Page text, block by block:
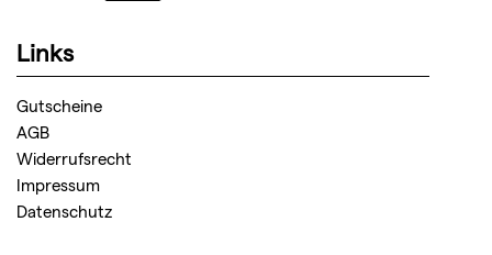
Links
Gutscheine
AGB
Widerrufsrecht
Impressum
Datenschutz